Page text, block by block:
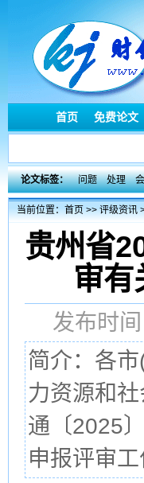
首页 免费论文
论文标签： 问题 处理
当前位置：首页>>评级资讯
贵州省
审有
发布时
简介：各
力资源和
通〔2025
申报评审